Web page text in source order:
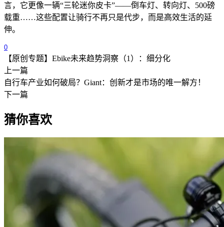
言，它更像一辆“三轮迷你皮卡”——倒车灯、转向灯、 500磅
载重……这些配置让骑行不再只是代步，而是高效生活的延
伸。
0
【原创专题】Ebike未来趋势洞察（1）：细分化
上一篇
自行车产业如何破局？Giant：创新才是市场的唯一解方！
下一篇
猜你喜欢